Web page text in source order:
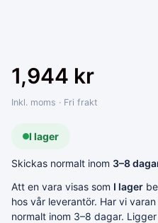
1,944 kr
Inkl. moms · Fri frakt
I lager
Skickas normalt inom 3–8
Att en vara visas som I lager
hos vår leverantör. Har vi
normalt inom 3–8 dagar.